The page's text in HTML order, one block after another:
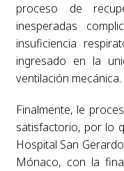
proceso de
inesperadas
insuficiencia
ingresado en la
ventilación mecánica.
Finalmente, le
satisfactorio, por lo
Hospital San
Mónaco, con la